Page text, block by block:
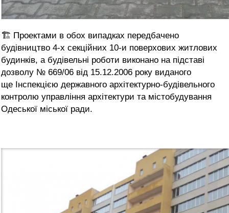
🏗 Проектами в обох випадках передбачено
будівництво 4-х секційних 10-и поверхових житлових
будинків, а будівельні роботи виконано на підставі
дозволу № 669/06 від 15.12.2006 року виданого
ще Інспекцією державного архітектурно-будівельного
контролю управління архітектури та містобудування
Одеської міської ради.